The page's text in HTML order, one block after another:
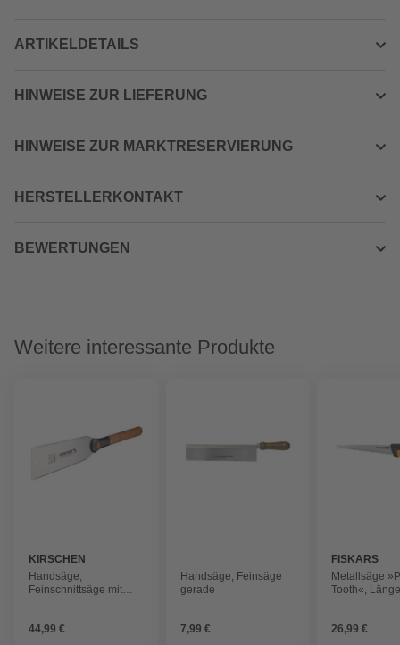
ARTIKELDETAILS
HINWEISE ZUR LIEFERUNG
HINWEISE ZUR MARKTRESERVIERUNG
HERSTELLERKONTAKT
BEWERTUNGEN
Weitere interessante Produkte
KIRSCHEN
Handsäge,
Feinschnittsäge mit
Sägeblattlänge: 240
44,99 €
Handsäge, Feinsäge
gerade
7,99 €
FISKARS
Metallsäge
Tooth«,
26,99 €